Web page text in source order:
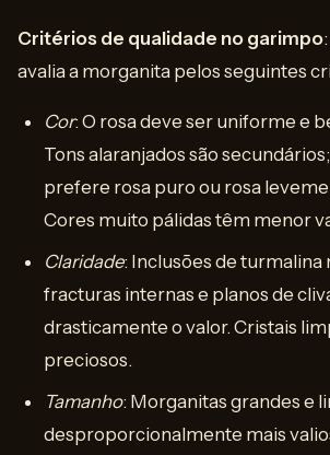
Critérios de qualidade no garimpo
avalia a morganita pelos seguintes
Cor: O rosa deve ser uniforme e
Tons alaranjados são
prefere rosa puro ou rosa
Cores muito pálidas têm menor
Claridade: Inclusões de turmalina
fracturas internas e planos de
drasticamente o valor. Cristais
preciosos.
Tamanho: Morganitas grandes e
desproporcionalmente mais